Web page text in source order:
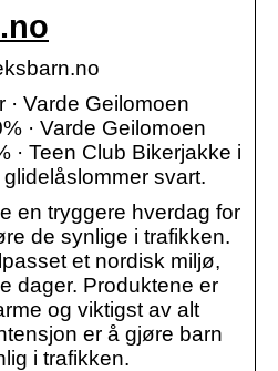
Varde Geilomoen
· Varde Geilomoen
· Teen Club Bikerjakke i
svart.
en tryggere hverdag for
de synlige i trafikken.
et nordisk miljø,
dager. Produktene er
og viktigst av alt
er å gjøre barn
i trafikken.